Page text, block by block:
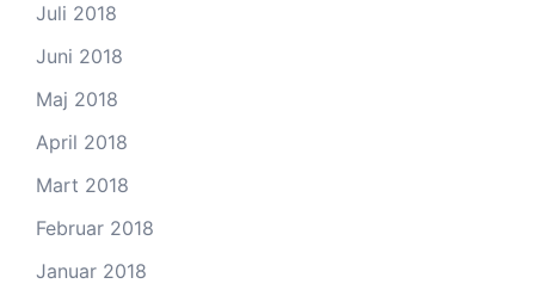
Juli 2018
Juni 2018
Maj 2018
April 2018
Mart 2018
Februar 2018
Januar 2018